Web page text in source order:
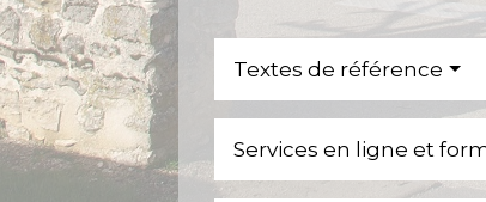
Textes de référence
Services en ligne et